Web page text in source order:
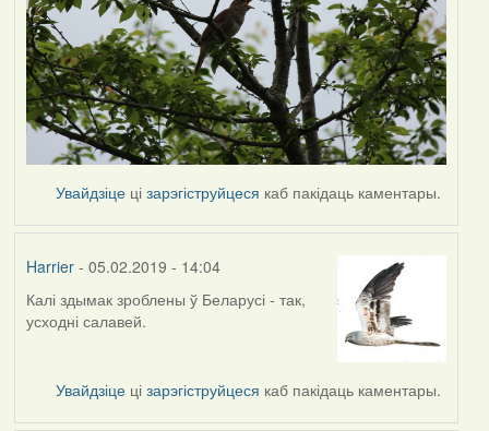
Увайдзіце цізарэгіструйцеся каб пакідаць каментары.
Harrier- 05.02.2019 - 14:04
In
reply
Наталья
К
Калі здымак зроблены ў Беларусі - так,
усходні салавей.
Увайдзіце цізарэгіструйцеся каб пакідаць каментары.